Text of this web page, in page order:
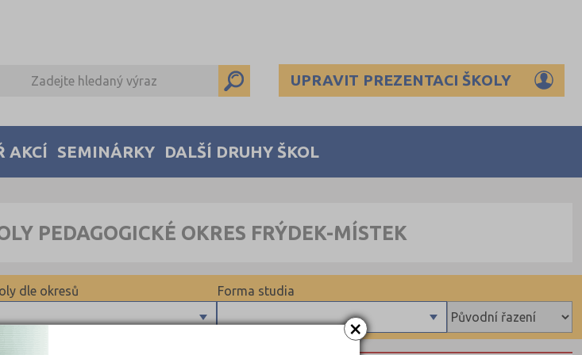
×
UPRAVIT PREZENTACI ŠKOLY
AKCÍ SEMINÁRKY DALŠÍ DRUHY ŠKOL
PEDAGOGICKÉ OKRES FRÝDEK-MÍSTEK
Forma studia
dle okresů
město (1)